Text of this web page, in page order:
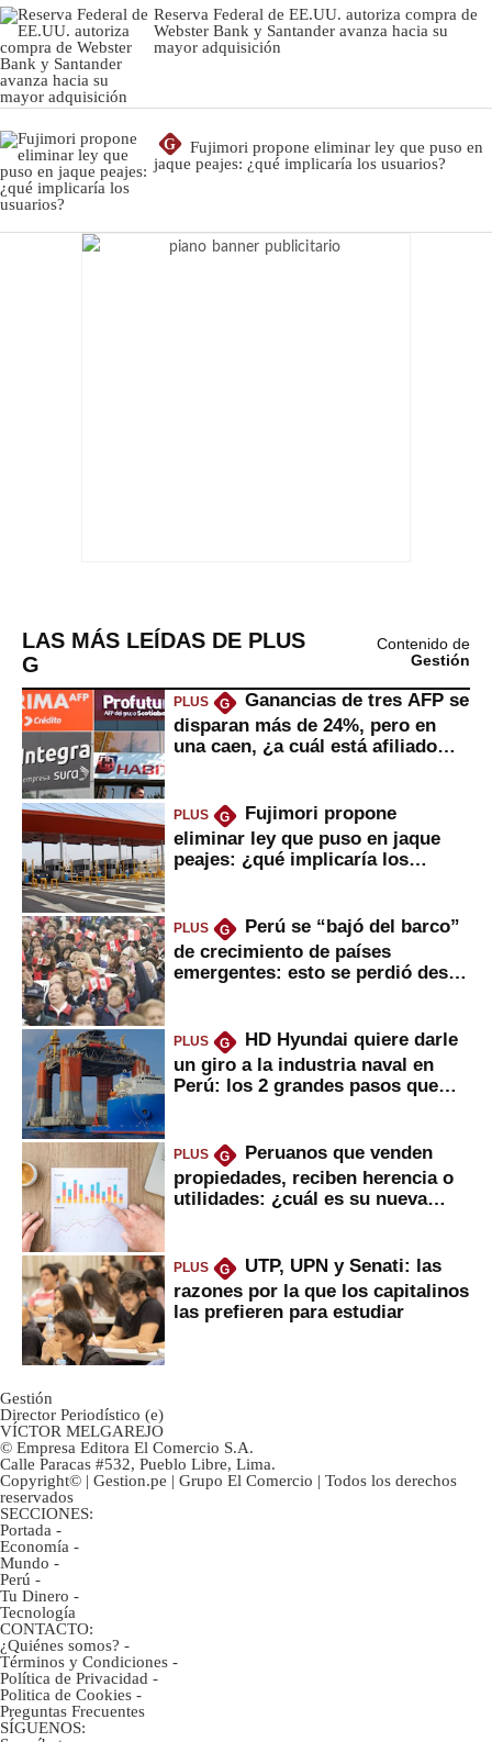
Reserva Federal de EE.UU. autoriza compra de
Webster Bank y Santander avanza hacia su
mayor adquisición
G
Fujimori propone eliminar ley que puso en
jaque peajes: ¿qué implicaría los usuarios?
LAS MÁS LEÍDAS DE PLUS
G
Contenido de
Gestión
PLUS G
Ganancias de tres AFP se
disparan más de 24%, pero en
una caen, ¿a cuál está afiliado
PLUS G
Fujimori propone
eliminar ley que puso en jaque
peajes: ¿qué implicaría los
PLUS G
Perú se “bajó del barco”
de crecimiento de países
emergentes: esto se perdió desde
PLUS G
HD Hyundai quiere darle
un giro a la industria naval en
Perú: los 2 grandes pasos que
PLUS G
Peruanos que venden
propiedades, reciben herencia o
utilidades: ¿cuál es su nueva
PLUS G
UTP, UPN y Senati: las
razones por la que los capitalinos
las prefieren para estudiar
Gestión
Director Periodístico (e)
VÍCTOR MELGAREJO
© Empresa Editora El Comercio S.A.
Calle Paracas #532, Pueblo Libre, Lima.
Copyright© | Gestion.pe | Grupo El Comercio | Todos los derechos
reservados
SECCIONES:
Portada -
Economía -
Mundo -
Perú -
Tu Dinero -
Tecnología
CONTACTO:
¿Quiénes somos? -
Términos y Condiciones -
Política de Privacidad -
Politica de Cookies -
Preguntas Frecuentes
SÍGUENOS: